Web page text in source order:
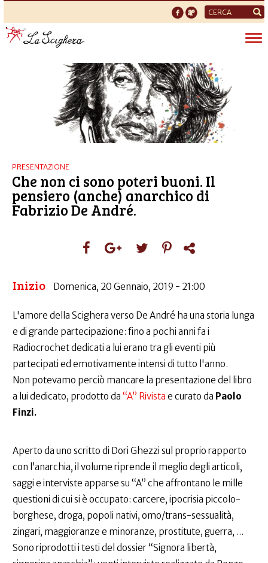
Form
di
ricerca
PRESENTAZIONE
Che non ci sono poteri buoni. Il
pensiero (anche) anarchico di
Fabrizio De André.
Inizio Domenica, 20 Gennaio, 2019 - 21:00
L'amore della Scighera verso De André ha una storia lunga
e di grande partecipazione: fino a pochi anni fa i
Radiocrochet dedicati a lui erano tra gli eventi più
partecipati ed emotivamente intensi di tutto l'anno.
Non potevamo perciò mancare la presentazione del libro
a lui dedicato, prodotto da “A” Rivista e curato da Paolo
Finzi.
Aperto da uno scritto di Dori Ghezzi sul proprio rapporto
con l’anarchia, il volume riprende il meglio degli articoli,
saggi e interviste apparse su “A” che affrontano le mille
questioni di cui si è occupato: carcere, ipocrisia piccolo-
borghese, droga, popoli nativi, omo/trans-sessualità,
zingari, maggioranze e minoranze, prostitute, guerra, ...
Sono riprodotti i testi del dossier “Signora libertà,